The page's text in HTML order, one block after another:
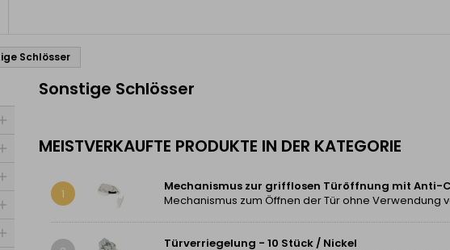
Schlösser
Sonstige Schlösser
MEISTVERKAUFTE PRODUKTE IN DER KATEGORIE
1
Mechanismus zur grifflosen Türöffnung mit Anti-
Türverriegelung - 10 Stück / Nickel